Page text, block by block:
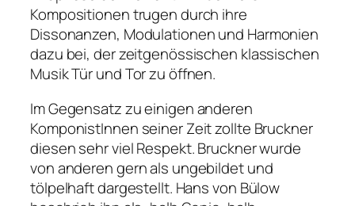
Kompositionen trugen durch ihre
Dissonanzen, Modulationen und Harmonien
dazu bei, der zeitgenössischen klassischen
Musik Tür und Tor zu öffnen.
Im Gegensatz zu einigen anderen
KomponistInnen seiner Zeit zollte Bruckner
diesen sehr viel Respekt. Bruckner wurde
von anderen gern als ungebildet und
tölpelhaft dargestellt. Hans von Bülow